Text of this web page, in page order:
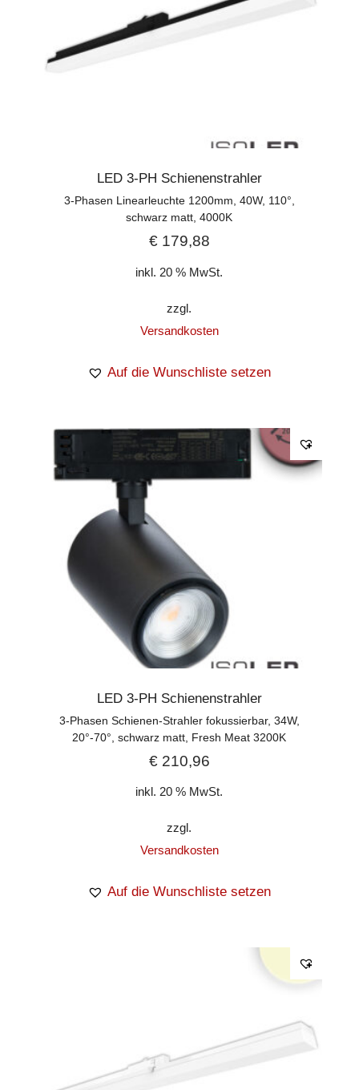
LED 3-PH Schienenstrahler
3-Phasen Linearleuchte 1200mm, 40W, 110°,
schwarz matt, 4000K
€179,88
inkl. 20 % MwSt.
zzgl.
Versandkosten
Auf die Wunschliste setzen
LED 3-PH Schienenstrahler
3-Phasen Schienen-Strahler fokussierbar, 34W,
20°-70°, schwarz matt, Fresh Meat 3200K
€210,96
inkl. 20 % MwSt.
zzgl.
Versandkosten
Auf die Wunschliste setzen